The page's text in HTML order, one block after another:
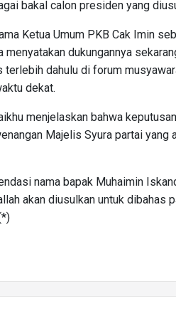
bakal calon presiden yang
Ketua Umum PKB Cak Imin
menyatakan dukungannya
terlebih dahulu di forum
dekat.
menjelaskan bahwa
Majelis Syura partai yang
nama bapak Muhaimin
akan diusulkan untuk dibahas